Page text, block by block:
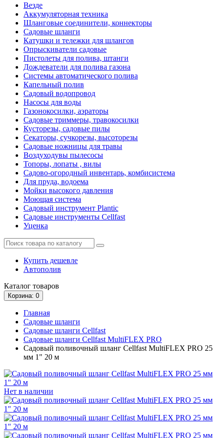
Везде
Аккумуляторная техника
Шланговые соединители, коннекторы
Садовые шланги
Катушки и тележки для шлангов
Опрыскиватели садовые
Пистолеты для полива, штанги
Дождеватели для полива газона
Системы автоматического полива
Капельный полив
Садовый водопровод
Насосы для воды
Газонокосилки, аэраторы
Садовые триммеры, травокосилки
Кусторезы, садовые пилы
Секаторы, сучкорезы, высоторезы
Садовые ножницы для травы
Воздуходувы пылесосы
Топоры, лопаты , вилы
Садово-огородный инвентарь, комбисистема
Для пруда, водоема
Мойки высокого давления
Моющая система
Садовый инструмент Plantic
Садовые инструменты Cellfast
Уценка
Купить дешевле
Автополив
Каталог товаров
Корзина: 0
Главная
Садовые шланги
Садовые шланги Cellfast
Садовые шланги Cellfast MultiFLEX PRO
Садовый поливочный шланг Cellfast MultiFLEX PRO 25
мм 1" 20 м
Нет в наличии